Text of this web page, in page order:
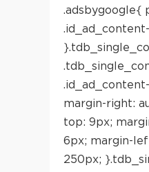
.adsbygoogle{
margin-right:
top: 9px;
6px; margin-
250px;